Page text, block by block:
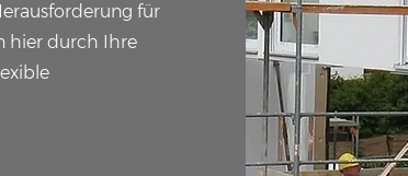
für
hier durch Ihre